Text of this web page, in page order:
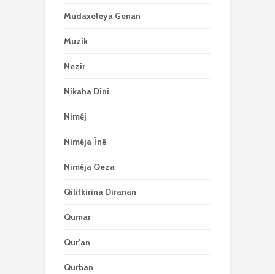
Mudaxeleya Genan
Muzîk
Nezir
Nîkaha Dînî
Nimêj
Nimêja Înê
Nimêja Qeza
Qilifkirina Diranan
Qumar
Qur'an
Qurban